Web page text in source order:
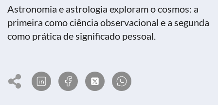
Astronomia e astrologia exploram o cosmos: a
primeira como ciência observacional e a segunda
como prática de significado pessoal.